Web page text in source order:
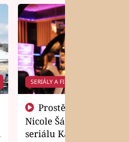
SERIÁLY A FILMY
Nicole Šáchová získala
seriálu Kamarádi